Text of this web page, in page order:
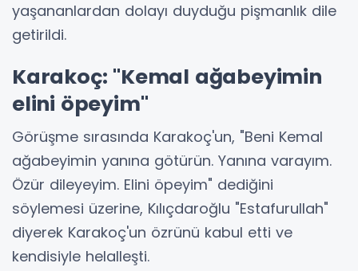
yaşananlardan dolayı duyduğu pişmanlık dile
getirildi.
Karakoç: "Kemal ağabeyimin
elini öpeyim"
Görüşme sırasında Karakoç'un, "Beni Kemal
ağabeyimin yanına götürün. Yanına varayım.
Özür dileyeyim. Elini öpeyim" dediğini
söylemesi üzerine, Kılıçdaroğlu "Estafurullah"
diyerek Karakoç'un özrünü kabul etti ve
kendisiyle helalleşti.